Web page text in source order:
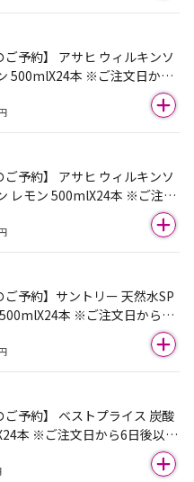
ご予約】 アサヒ ウィルキンソ
500mlX24本 ※ご注文日から
お届けとなります。
ご予約】 アサヒ ウィルキンソ
レモン 500mlX24本 ※ご注文
以降のお届けとなります。
ご予約】サントリー 天然水SP
本 ※ご注文日から6
届けとなります。
ご予約】 ベストプライス 炭酸
本 ※ご注文日から6日後以降
ります。